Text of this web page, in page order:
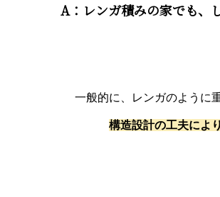
A：レンガ積みの家でも、
一般的に、レンガのように
構造設計の工夫によ